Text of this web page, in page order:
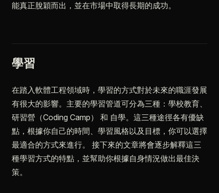
能真正脫穎而出，並在市場中取得長期的成功。
學習
在踏入軟體工程領域時，學習的方式對於未來的職涯發展
有很大的影響。主要的學習管道可分為三種：學校教育、
研習營（Coding Camp） 和 自學。這三種途徑各有優缺
點，根據你自己的時間、學習風格以及目標，你可以選擇
最適合的方式來進行。 接下來的文章將會逐步解釋這三
種學習方式的特點，並幫助你根據自身情況做出最佳決
策。